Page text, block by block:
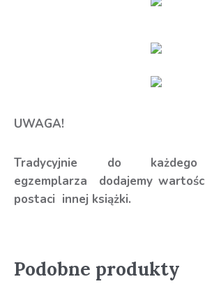
UWAGA!
Tradycyjnie do każdego
egzemplarza dodajemy
postaci innej książki.
Podobne produkty